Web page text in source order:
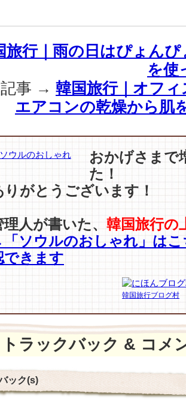
旅行｜雨の日はぴょん
を使
記事 → 韓国旅行｜オフ
エアコンの乾燥から肌
おかげさまで
た！
りがとうございます！
理人が書いた、 韓国旅行の
ソウルのおしゃれ」はこ
できます
韓国旅行ブログ村
トラックバック & コメ
ック(s)